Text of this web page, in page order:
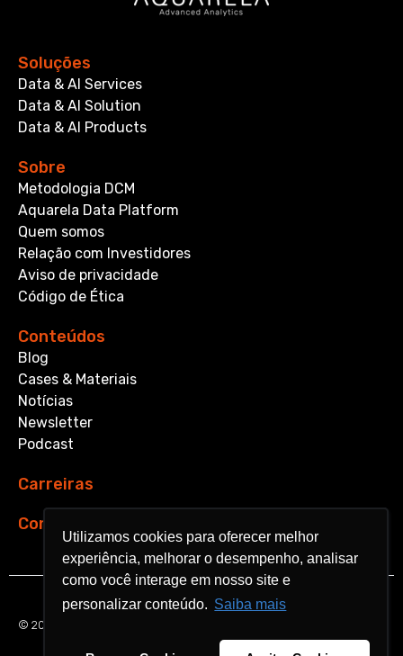
Utilizamos cookies para oferecer melhor
experiência, melhorar o desempenho, analisar
como você interage em nosso site e
personalizar conteúdo. Saiba mais
Utilizamos cookies para oferecer melhor
experiência, melhorar o desempenho, analisar
como você interage em nosso site e
personalizar conteúdo. Saiba mais
Soluções
Data & AI Services
Data & AI Solution
Data & AI Products
Sobre
Metodologia DCM
Aquarela Data Platform
Quem somos
Relação com Investidores
Aviso de privacidade
Código de Ética
Conteúdos
Blog
Cases & Materiais
Notícias
Newsletter
Podcast
Carreiras
Contato
© 2026 Aquarela Analytics. All rights reserved.